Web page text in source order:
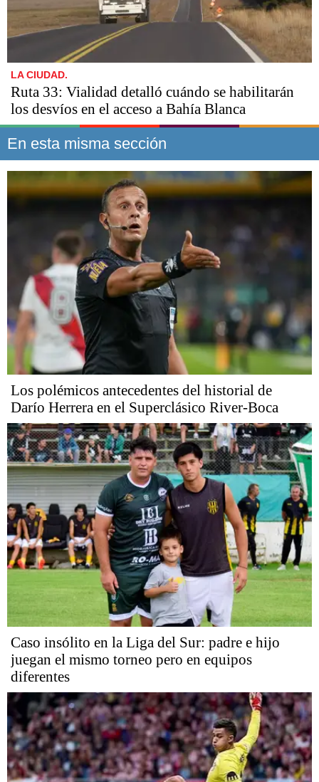
LA CIUDAD.
Ruta 33: Vialidad detalló cuándo se habilitarán
los desvíos en el acceso a Bahía Blanca
En esta misma sección
Los polémicos antecedentes del historial de
Darío Herrera en el Superclásico River-Boca
Caso insólito en la Liga del Sur: padre e hijo
juegan el mismo torneo pero en equipos
diferentes